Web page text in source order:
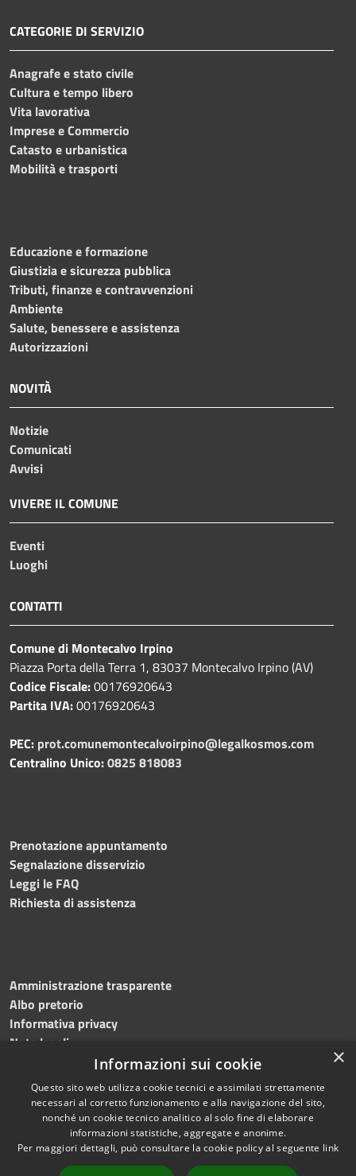
CATEGORIE DI SERVIZIO
Anagrafe e stato civile
Cultura e tempo libero
Vita lavorativa
Imprese e Commercio
Catasto e urbanistica
Mobilità e trasporti
Educazione e formazione
Giustizia e sicurezza pubblica
Tributi, finanze e contravvenzioni
Ambiente
Salute, benessere e assistenza
Autorizzazioni
NOVITÀ
Notizie
Comunicati
Avvisi
VIVERE IL COMUNE
Eventi
Luoghi
CONTATTI
Comune di Montecalvo Irpino
Piazza Porta della Terra 1, 83037 Montecalvo Irpino (AV)
Codice Fiscale:00176920643
Partita IVA:00176920643
PEC: prot.comunemontecalvoirpino@legalkosmos.com
Centralino Unico:0825 818083
Prenotazione appuntamento
Segnalazione disservizio
Leggi le FAQ
Richiesta di assistenza
Amministrazione trasparente
Albo pretorio
Informativa privacy
Note legali
Dichiarazione di accessibilità
Accessibilità
Copyright © 2024 •
Comune di Montecalvo
×
Informazioni sui cookie
Questo sito web utilizza cookie tecnici e assimilati strettamente
necessari al corretto funzionamento e alla navigazione del sito,
nonché un cookie tecnico analitico al solo fine di elaborare
informazioni statistiche, aggregate e anonime.
Per maggiori dettagli, può consultare la cookie policy al seguente link